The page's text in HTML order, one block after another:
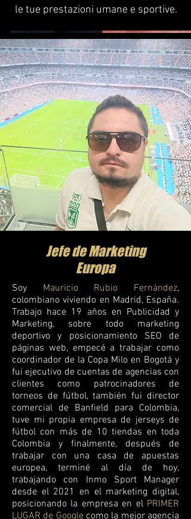
le tue prestazioni umane e sportive.
Jefe de Marketing
Europa
Soy Mauricio Rubio Fernández,
colombiano viviendo en Madrid, España.
Trabajo hace 19 años en Publicidad y
Marketing, sobre todo marketing
deportivo y posicionamiento SEO de
páginas web, empecé a trabajar como
coordinador de la Copa Milo en Bogotá y
fui ejecutivo de cuentas de agencias con
clientes como patrocinadores de
torneos de fútbol, también fui director
comercial de Banfield para Colombia,
tuve mi propia empresa de jerseys de
fútbol con más de 10 tiendas en toda
Colombia y finalmente, después de
trabajar con una casa de apuestas
europea, terminé al día de hoy,
trabajando con Inmo Sport Manager
desde el 2021 en el marketing digital,
posicionando la empresa en el PRIMER
LUGAR de Google como la mejor agencia